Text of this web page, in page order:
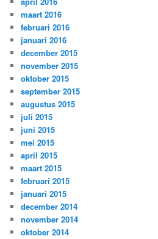
maart 2016
februari 2016
januari 2016
december 2015
november 2015
oktober 2015
september 2015
augustus 2015
juli 2015
juni 2015
mei 2015
april 2015
maart 2015
februari 2015
januari 2015
december 2014
november 2014
oktober 2014